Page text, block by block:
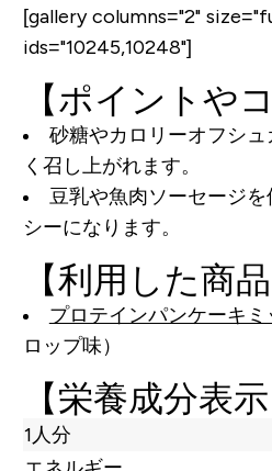
[gallery columns="2"
ids="10245,10248"]
【ポイントやコ
砂糖やカロリーオフシ
く召し上がれます。
豆乳や魚肉ソーセージ
シーになります。
【利用した商品
プロテインパンケーキミ
ロップ味）
【栄養成分表示
1人分